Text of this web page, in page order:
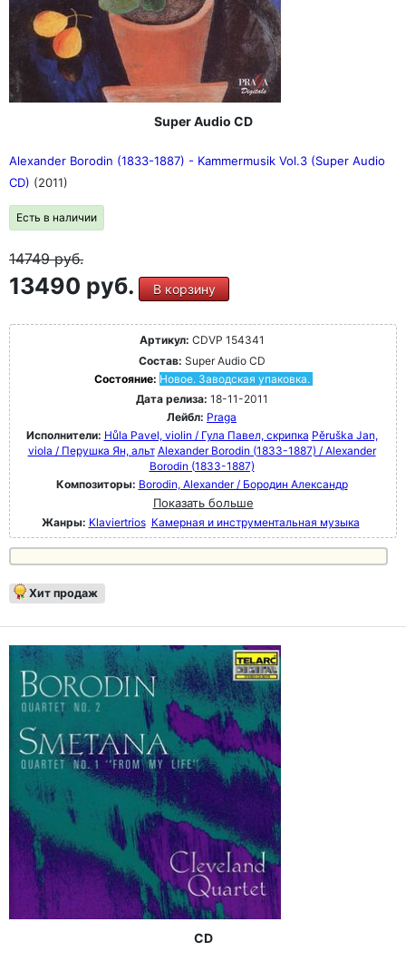
Super Audio CD
Alexander Borodin (1833-1887) - Kammermusik Vol.3 (Super Audio
CD) (2011)
Есть в наличии
14749руб.
13490 руб. В корзину
Артикул: CDVP 154341
Состав: Super Audio CD
Состояние: Новое. Заводская упаковка.
Дата релиза: 18-11-2011
Лейбл: Praga
Исполнители: Hůla Pavel, violin / Гула Павел, скрипка Pěruška Jan,
viola / Перушка Ян, альт Alexander Borodin (1833-1887) / Alexander
Borodin (1833-1887)
Композиторы: Borodin, Alexander / Бородин Александр
Показать больше
Жанры: Klaviertrios Камерная и инструментальная музыка
Хит продаж
CD